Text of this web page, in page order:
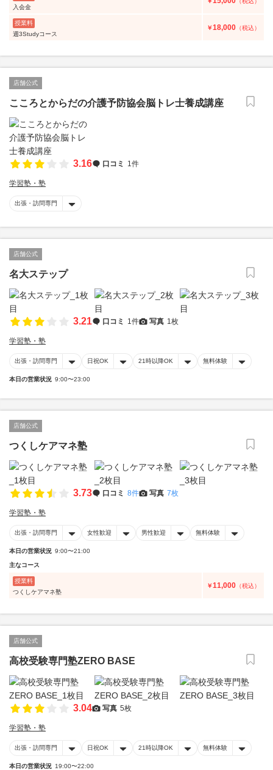
入会金
授業料
週3Studyコース
￥18,000 （税込）
店舗公式
こころとからだの介護予防協会脳トレ士養成講座
3.16 口コミ 1件
学習塾・塾
出張・訪問専門
店舗公式
名大ステップ
3.21 口コミ 1件 写真 1枚
学習塾・塾
出張・訪問専門 日祝OK 21時以降OK 無料体験
本日の営業状況 9:00〜23:00
店舗公式
つくしケアマネ塾
3.73 口コミ 8件 写真 7枚
学習塾・塾
出張・訪問専門 女性歓迎 男性歓迎 無料体験
本日の営業状況 9:00〜21:00
主なコース
授業料
つくしケアマネ塾
￥11,000 （税込）
店舗公式
高校受験専門塾ZERO BASE
3.04 写真 5枚
学習塾・塾
出張・訪問専門 日祝OK 21時以降OK 無料体験
本日の営業状況 19:00〜22:00